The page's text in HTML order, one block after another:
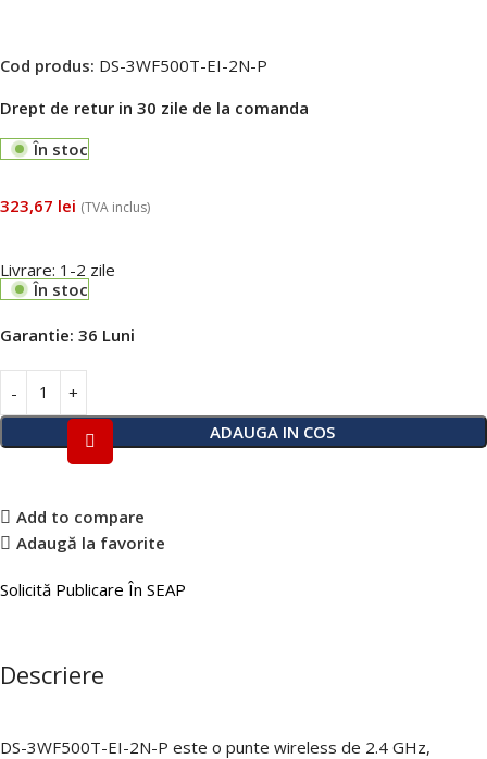
Cod produs: DS-3WF500T-EI-2N-P
Drept de retur in 30 zile de la comanda
În stoc
323,67 lei (TVA inclus)
Livrare: 1-2 zile
În stoc
Garantie: 36 Luni
ADAUGA IN COS
Add to compare
Adaugă la favorite
Solicită Publicare În SEAP
Descriere
DS-3WF500T-EI-2N-P este o punte wireless de 2.4 GHz,